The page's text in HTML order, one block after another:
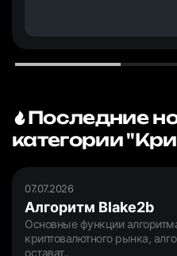
Последние
категории
07.07.2026
Алгоритм Blake2b
Основные функции
криптовалютного рынка,
остават..